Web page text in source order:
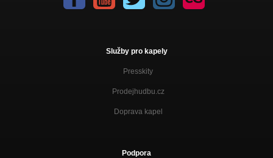
Služby pro kapely
Presskity
Prodejhudbu.cz
Doprava kapel
Podpora